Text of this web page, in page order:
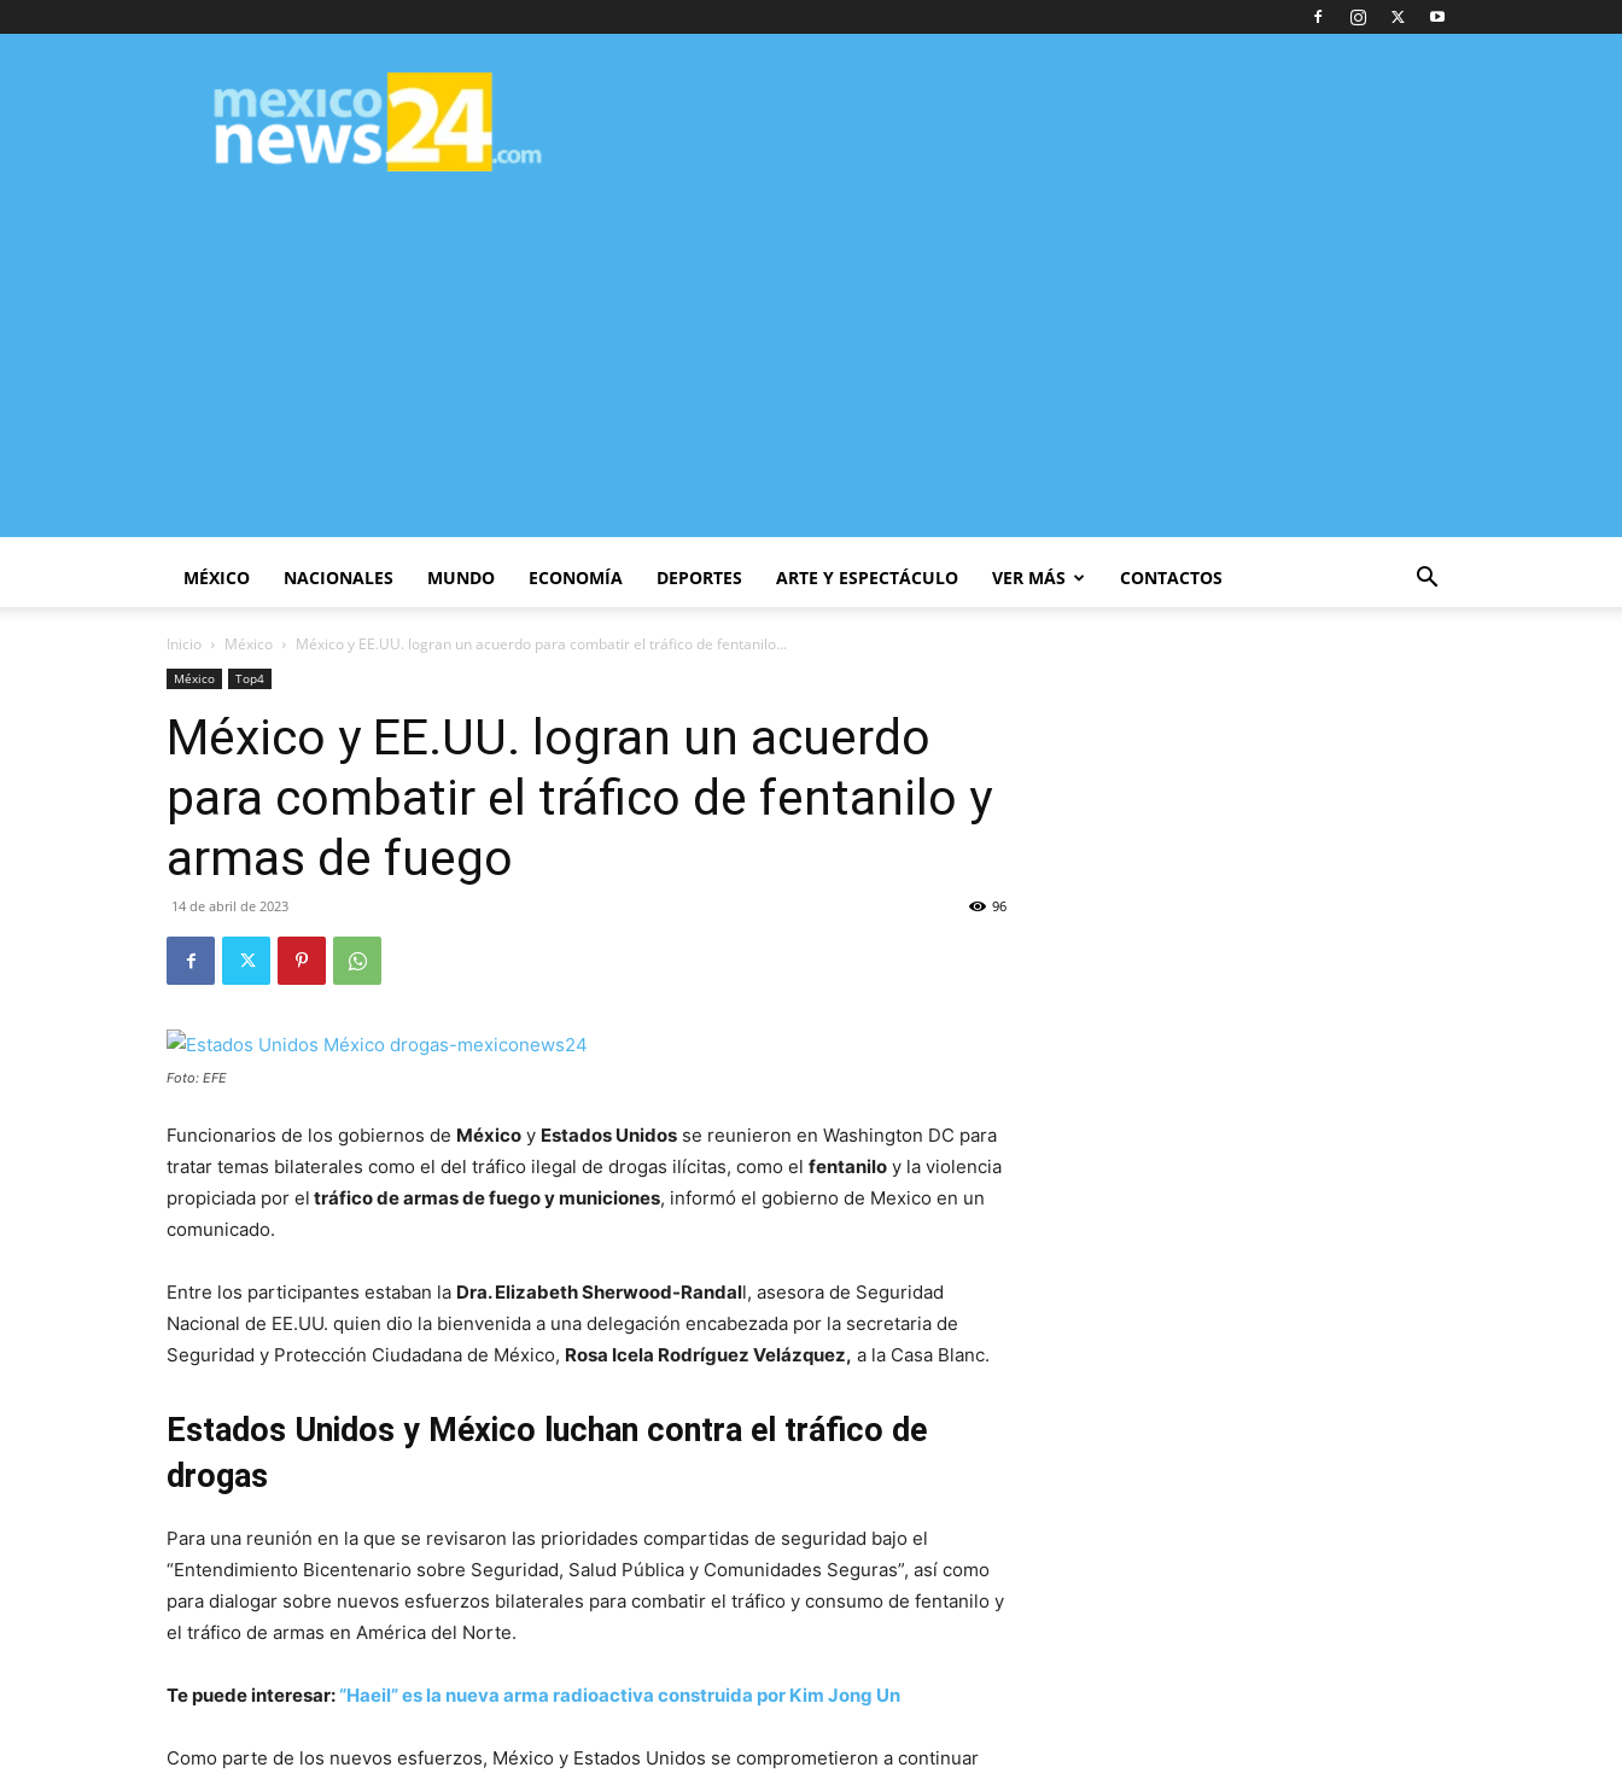
MexicoNews24
MÉXICO NACIONALES MUNDO ECONOMÍA DEPORTES ARTE Y ESPECTÁCULO VER MÁS CONTACTOS
Inicio México México y EE.UU. logran un acuerdo para combatir el tráfico de fentanilo...
México Top4
México y EE.UU. logran un acuerdo
para combatir el tráfico de fentanilo y
armas de fuego
14 de abril de 2023 96
Foto: EFE
Funcionarios de los gobiernos de México y Estados Unidos se reunieron en Washington DC para
tratar temas bilaterales como el del tráfico ilegal de drogas ilícitas, como el fentanilo y la violencia
propiciada por el tráfico de armas de fuego y municiones, informó el gobierno de Mexico en un
comunicado.
Entre los participantes estaban la Dra. Elizabeth Sherwood-Randall, asesora de Seguridad
Nacional de EE.UU. quien dio la bienvenida a una delegación encabezada por la secretaria de
Seguridad y Protección Ciudadana de México, Rosa Icela Rodríguez Velázquez, a la Casa Blanc.
Estados Unidos y México luchan contra el tráfico de
drogas
Para una reunión en la que se revisaron las prioridades compartidas de seguridad bajo el
“Entendimiento Bicentenario sobre Seguridad, Salud Pública y Comunidades Seguras”, así como
para dialogar sobre nuevos esfuerzos bilaterales para combatir el tráfico y consumo de fentanilo y
el tráfico de armas en América del Norte.
Te puede interesar:“Haeil” es la nueva arma radioactiva construida por Kim Jong Un
Como parte de los nuevos esfuerzos, México y Estados Unidos se comprometieron a continuar